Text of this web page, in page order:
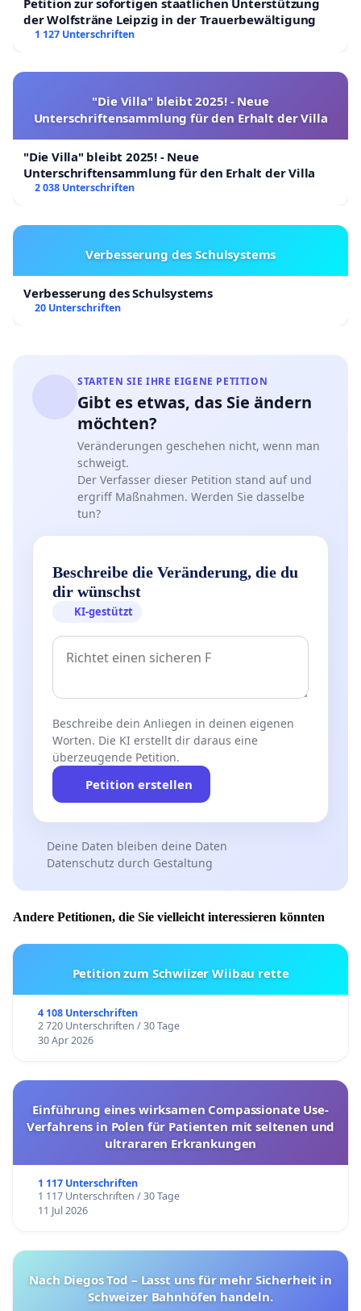
der Wolfsträne Leipzig in der Trauerbewältigung
1 127 Unterschriften
"Die Villa" bleibt 2025! - Neue
Unterschriftensammlung für den Erhalt der Villa
"Die Villa" bleibt 2025! - Neue
Unterschriftensammlung für den Erhalt der Villa
2 038 Unterschriften
Verbesserung des Schulsystems
Verbesserung des Schulsystems
20 Unterschriften
STARTEN SIE IHRE EIGENE PETITION
Gibt es etwas, das Sie ändern
möchten?
Veränderungen geschehen nicht, wenn man
schweigt.
Der Verfasser dieser Petition stand auf und
ergriff Maßnahmen. Werden Sie dasselbe
tun?
Beschreibe die Veränderung, die du
dir wünschst
KI-gestützt
Beschreibe dein Anliegen in deinen eigenen
Worten. Die KI erstellt dir daraus eine
überzeugende Petition.
Petition erstellen
Deine Daten bleiben deine Daten
Datenschutz durch Gestaltung
Andere Petitionen, die Sie vielleicht interessieren könnten
Petition zum Schwiizer Wiibau rette
4 108 Unterschriften
2 720 Unterschriften / 30 Tage
30 Apr 2026
Einführung eines wirksamen Compassionate Use-
Verfahrens in Polen für Patienten mit seltenen und
ultrararen Erkrankungen
1 117 Unterschriften
1 117 Unterschriften / 30 Tage
11 Jul 2026
Nach Diegos Tod – Lasst uns für mehr Sicherheit in
Schweizer Bahnhöfen handeln.